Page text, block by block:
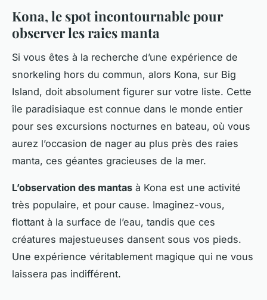
Kona, le spot incontournable pour
observer les raies manta
Si vous êtes à la recherche d’une expérience de
snorkeling hors du commun, alors Kona, sur Big
Island, doit absolument figurer sur votre liste. Cette
île paradisiaque est connue dans le monde entier
pour ses excursions nocturnes en bateau, où vous
aurez l’occasion de nager au plus près des raies
manta, ces géantes gracieuses de la mer.
L’observation des mantas à Kona est une activité
très populaire, et pour cause. Imaginez-vous,
flottant à la surface de l’eau, tandis que ces
créatures majestueuses dansent sous vos pieds.
Une expérience véritablement magique qui ne vous
laissera pas indifférent.